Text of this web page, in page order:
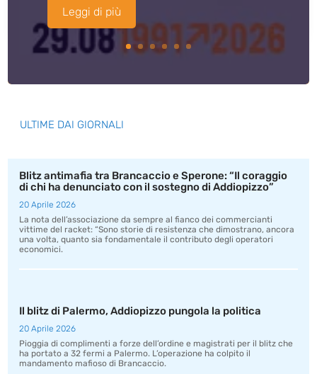
Leggi di più
ULTIME DAI GIORNALI
Blitz antimafia tra Brancaccio e Sperone: “Il coraggio
di chi ha denunciato con il sostegno di Addiopizzo”
20 Aprile 2026
La nota dell’associazione da sempre al fianco dei commercianti
vittime del racket: “Sono storie di resistenza che dimostrano, ancora
una volta, quanto sia fondamentale il contributo degli operatori
economici.
Il blitz di Palermo, Addiopizzo pungola la politica
20 Aprile 2026
Pioggia di complimenti a forze dell’ordine e magistrati per il blitz che
ha portato a 32 fermi a Palermo. L’operazione ha colpito il
mandamento mafioso di Brancaccio.